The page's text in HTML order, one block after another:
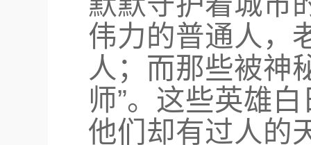
伟力的普通人，
人；而那些被神
师”。这些英雄
他们却有过人的